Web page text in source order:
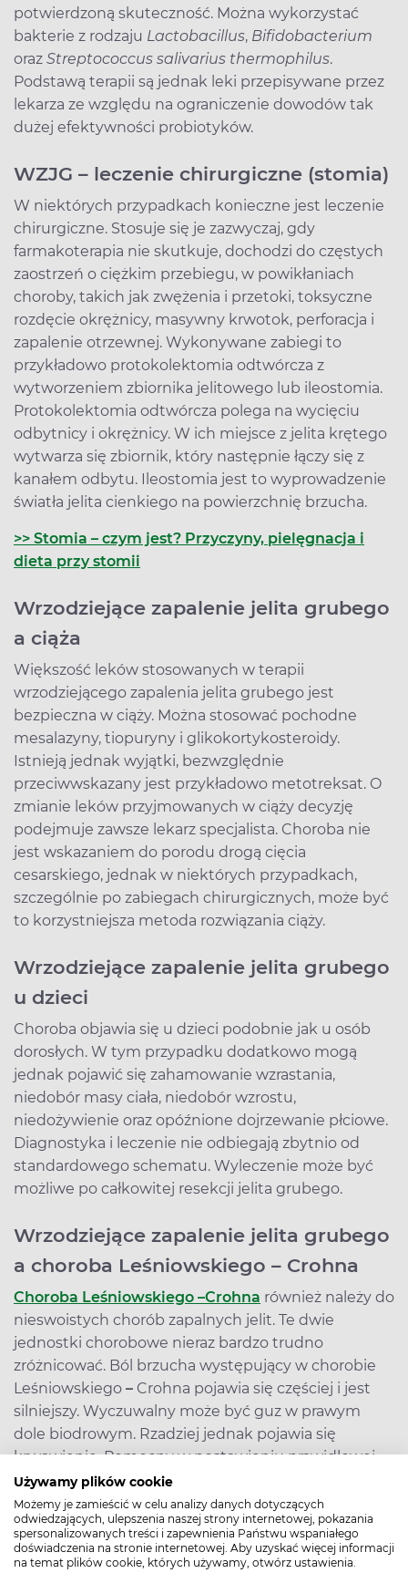
Używamy plików cookie
Możemy je zamieścić w celu analizy danych dotyczących
odwiedzających, ulepszenia naszej strony internetowej, pokazania
spersonalizowanych treści i zapewnienia Państwu wspaniałego
doświadczenia na stronie internetowej. Aby uzyskać więcej informacji
na temat plików cookie, których używamy, otwórz ustawienia.
potwierdzoną skuteczność. Można wykorzystać
bakterie z rodzaju Lactobacillus, Bifidobacterium
oraz Streptococcus salivarius thermophilus.
Podstawą terapii są jednak leki przepisywane przez
lekarza ze względu na ograniczenie dowodów tak
dużej efektywności probiotyków.
WZJG – leczenie chirurgiczne (stomia)
W niektórych przypadkach konieczne jest leczenie
chirurgiczne. Stosuje się je zazwyczaj, gdy
farmakoterapia nie skutkuje, dochodzi do częstych
zaostrzeń o ciężkim przebiegu, w powikłaniach
choroby, takich jak zwężenia i przetoki, toksyczne
rozdęcie okrężnicy, masywny krwotok, perforacja i
zapalenie otrzewnej. Wykonywane zabiegi to
przykładowo protokolektomia odtwórcza z
wytworzeniem zbiornika jelitowego lub ileostomia.
Protokolektomia odtwórcza polega na wycięciu
odbytnicy i okrężnicy. W ich miejsce z jelita krętego
wytwarza się zbiornik, który następnie łączy się z
kanałem odbytu. Ileostomia jest to wyprowadzenie
światła jelita cienkiego na powierzchnię brzucha.
>> Stomia – czym jest? Przyczyny, pielęgnacja i
dieta przy stomii
Wrzodziejące zapalenie jelita grubego
a ciąża
Większość leków stosowanych w terapii
wrzodziejącego zapalenia jelita grubego jest
bezpieczna w ciąży. Można stosować pochodne
mesalazyny, tiopuryny i glikokortykosteroidy.
Istnieją jednak wyjątki, bezwzględnie
przeciwwskazany jest przykładowo metotreksat. O
zmianie leków przyjmowanych w ciąży decyzję
podejmuje zawsze lekarz specjalista. Choroba nie
jest wskazaniem do porodu drogą cięcia
cesarskiego, jednak w niektórych przypadkach,
szczególnie po zabiegach chirurgicznych, może być
to korzystniejsza metoda rozwiązania ciąży.
Wrzodziejące zapalenie jelita grubego
u dzieci
Choroba objawia się u dzieci podobnie jak u osób
dorosłych. W tym przypadku dodatkowo mogą
jednak pojawić się zahamowanie wzrastania,
niedobór masy ciała, niedobór wzrostu,
niedożywienie oraz opóźnione dojrzewanie płciowe.
Diagnostyka i leczenie nie odbiegają zbytnio od
standardowego schematu. Wyleczenie może być
możliwe po całkowitej resekcji jelita grubego.
Wrzodziejące zapalenie jelita grubego
a choroba Leśniowskiego – Crohna
Choroba Leśniowskiego –Crohna również należy do
nieswoistych chorób zapalnych jelit. Te dwie
jednostki chorobowe nieraz bardzo trudno
zróżnicować. Ból brzucha występujący w chorobie
Leśniowskiego – Crohna pojawia się częściej i jest
silniejszy. Wyczuwalny może być guz w prawym
dole biodrowym. Rzadziej jednak pojawia się
krwawienie. Pomocny w postawieniu prawidłowej
diagnozy może być obraz jelit w badaniach
endoskopowych. We wrzodziejącym zapaleniu jelita
grubego zmiany mają charakter ciągły, jednak
owrzodzenia są powierzchowne. Druga jednostka